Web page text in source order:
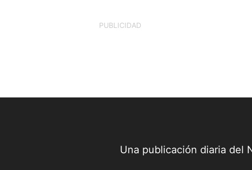
PUBLICIDAD
Una publicación diaria del